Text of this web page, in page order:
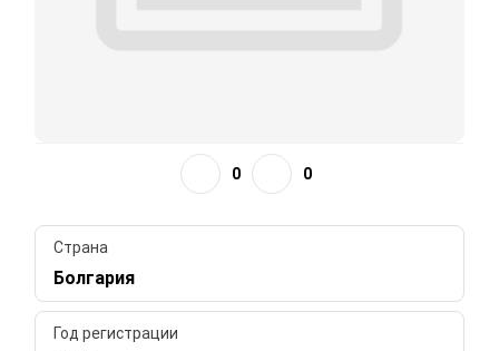
0 0
Страна
Болгария
Год регистрации